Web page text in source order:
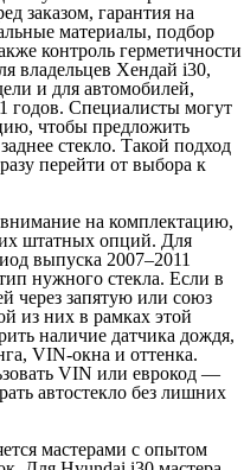
заказом, гарантия на
материалы, подбор
контроль герметичности
владельцев Хендай i30,
и для автомобилей,
годов. Специалисты могут
чтобы предложить
стекло. Такой подход
перейти от выбора к
на комплектацию,
штатных опций. Для
выпуска 2007–2011
нужного стекла. Если в
через запятую или союз
из них в рамках этой
наличие датчика дождя,
VIN-окна и оттенка.
VIN или еврокод —
автостекло без лишних
мастерами с опытом